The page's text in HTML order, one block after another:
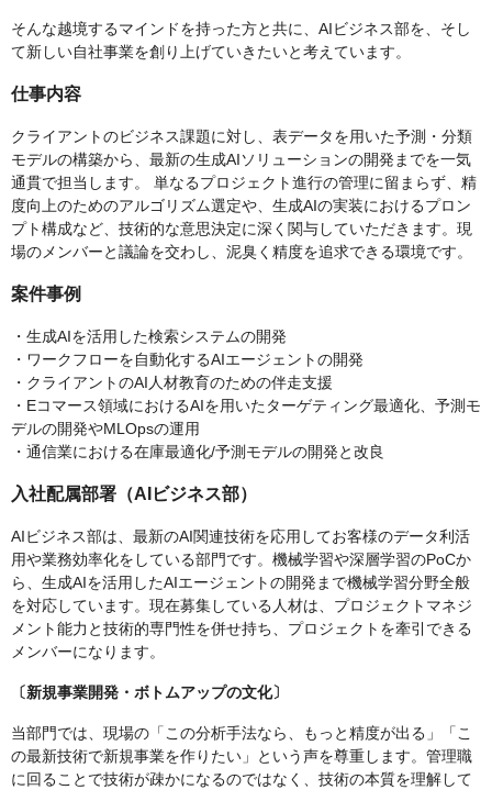
そんな越境するマインドを持った方と共に、AIビジネス部を、そし
て新しい自社事業を創り上げていきたいと考えています。
仕事内容
クライアントのビジネス課題に対し、表データを用いた予測・分類
モデルの構築から、最新の生成AIソリューションの開発までを一気
通貫で担当します。 単なるプロジェクト進行の管理に留まらず、精
度向上のためのアルゴリズム選定や、生成AIの実装におけるプロン
プト構成など、技術的な意思決定に深く関与していただきます。現
場のメンバーと議論を交わし、泥臭く精度を追求できる環境です。
案件事例
・生成AIを活用した検索システムの開発
・ワークフローを自動化するAIエージェントの開発
・クライアントのAI人材教育のための伴走支援
・Eコマース領域におけるAIを用いたターゲティング最適化、予測モ
デルの開発やMLOpsの運用
・通信業における在庫最適化/予測モデルの開発と改良
入社配属部署（AIビジネス部）
AIビジネス部は、最新のAI関連技術を応用してお客様のデータ利活
用や業務効率化をしている部門です。機械学習や深層学習のPoCか
ら、生成AIを活用したAIエージェントの開発まで機械学習分野全般
を対応しています。現在募集している人材は、プロジェクトマネジ
メント能力と技術的専門性を併せ持ち、プロジェクトを牽引できる
メンバーになります。
〔新規事業開発・ボトムアップの文化〕
当部門では、現場の「この分析手法なら、もっと精度が出る」「こ
の最新技術で新規事業を作りたい」という声を尊重します。管理職
に回ることで技術が疎かになるのではなく、技術の本質を理解して